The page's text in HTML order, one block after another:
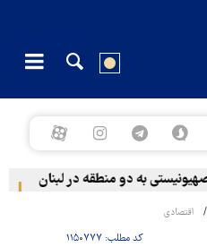
به دو منطقه در لبنان
اقتصادی
کد مطلب: ۱۱۵۰۷۷۷